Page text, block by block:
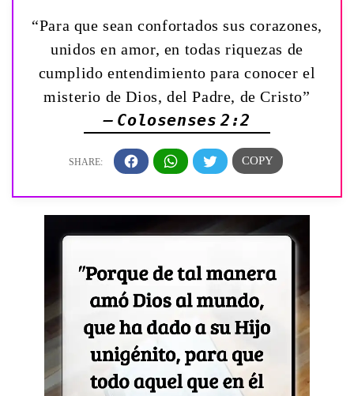
“Para que sean confortados sus corazones,
unidos en amor, en todas riquezas de
cumplido entendimiento para conocer el
misterio de Dios, del Padre, de Cristo”
— Colosenses 2:2